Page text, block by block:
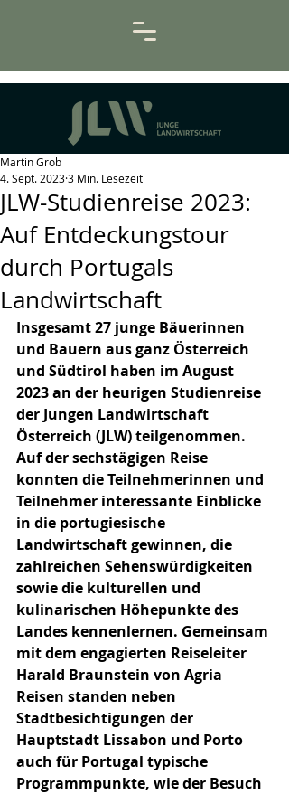
JLW-Studienreise 2023:
Auf Entdeckungstour
durch Portugals
Landwirtschaft
Martin Grob
4. Sept. 20233 Min. Lesezeit
Insgesamt 27 junge Bäuerinnen
und Bauern aus ganz Österreich
und Südtirol haben im August
2023 an der heurigen Studienreise
der Jungen Landwirtschaft
Österreich (JLW) teilgenommen.
Auf der sechstägigen Reise
konnten die Teilnehmerinnen und
Teilnehmer interessante Einblicke
in die portugiesische
Landwirtschaft gewinnen, die
zahlreichen Sehenswürdigkeiten
sowie die kulturellen und
kulinarischen Höhepunkte des
Landes kennenlernen. Gemeinsam
mit dem engagierten Reiseleiter
Harald Braunstein von Agria
Reisen standen neben
Stadtbesichtigungen der
Hauptstadt Lissabon und Porto
auch für Portugal typische
Programmpunkte, wie der Besuch